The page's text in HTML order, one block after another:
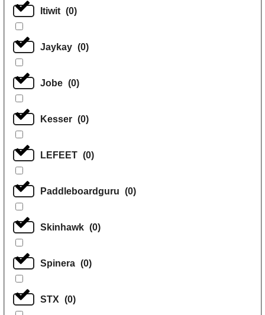
Itiwit (0)
Jaykay (0)
Jobe (0)
Kesser (0)
LEFEET (0)
Paddleboardguru (0)
Skinhawk (0)
Spinera (0)
STX (0)